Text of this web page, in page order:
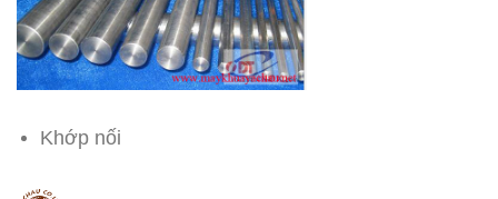
Khớp nối